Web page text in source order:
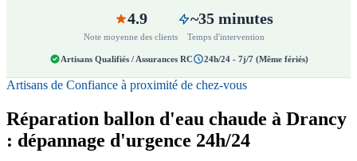
4.9
Note moyenne des clients
~35 minutes
Temps d'intervention
Artisans Qualifiés / Assurances RC 24h/24 - 7j/7 (Même fériés)
Artisans de Confiance à proximité de chez-vous
Réparation ballon d'eau chaude à Drancy
: dépannage d'urgence 24h/24